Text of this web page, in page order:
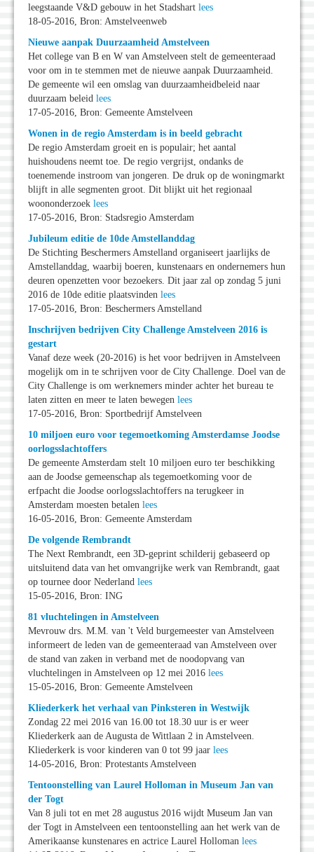
leegstaande V&D gebouw in het Stadshart lees
18-05-2016, Bron: Amstelveenweb
Nieuwe aanpak Duurzaamheid Amstelveen
Het college van B en W van Amstelveen stelt de gemeenteraad
voor om in te stemmen met de nieuwe aanpak Duurzaamheid.
De gemeente wil een omslag van duurzaamheidbeleid naar
duurzaam beleid lees
17-05-2016, Bron: Gemeente Amstelveen
Wonen in de regio Amsterdam is in beeld gebracht
De regio Amsterdam groeit en is populair; het aantal
huishoudens neemt toe. De regio vergrijst, ondanks de
toenemende instroom van jongeren. De druk op de woningmarkt
blijft in alle segmenten groot. Dit blijkt uit het regionaal
woononderzoek lees
17-05-2016, Bron: Stadsregio Amsterdam
Jubileum editie de 10de Amstellanddag
De Stichting Beschermers Amstelland organiseert jaarlijks de
Amstellanddag, waarbij boeren, kunstenaars en ondernemers hun
deuren openzetten voor bezoekers. Dit jaar zal op zondag 5 juni
2016 de 10de editie plaatsvinden lees
17-05-2016, Bron: Beschermers Amstelland
Inschrijven bedrijven City Challenge Amstelveen 2016 is
gestart
Vanaf deze week (20-2016) is het voor bedrijven in Amstelveen
mogelijk om in te schrijven voor de City Challenge. Doel van de
City Challenge is om werknemers minder achter het bureau te
laten zitten en meer te laten bewegen lees
17-05-2016, Bron: Sportbedrijf Amstelveen
10 miljoen euro voor tegemoetkoming Amsterdamse Joodse
oorlogsslachtoffers
De gemeente Amsterdam stelt 10 miljoen euro ter beschikking
aan de Joodse gemeenschap als tegemoetkoming voor de
erfpacht die Joodse oorlogsslachtoffers na terugkeer in
Amsterdam moesten betalen lees
16-05-2016, Bron: Gemeente Amsterdam
De volgende Rembrandt
The Next Rembrandt, een 3D-geprint schilderij gebaseerd op
uitsluitend data van het omvangrijke werk van Rembrandt, gaat
op tournee door Nederland lees
15-05-2016, Bron: ING
81 vluchtelingen in Amstelveen
Mevrouw drs. M.M. van 't Veld burgemeester van Amstelveen
informeert de leden van de gemeenteraad van Amstelveen over
de stand van zaken in verband met de noodopvang van
vluchtelingen in Amstelveen op 12 mei 2016 lees
15-05-2016, Bron: Gemeente Amstelveen
Kliederkerk het verhaal van Pinksteren in Westwijk
Zondag 22 mei 2016 van 16.00 tot 18.30 uur is er weer
Kliederkerk aan de Augusta de Wittlaan 2 in Amstelveen.
Kliederkerk is voor kinderen van 0 tot 99 jaar lees
14-05-2016, Bron: Protestants Amstelveen
Tentoonstelling van Laurel Holloman in Museum Jan van
der Togt
Van 8 juli tot en met 28 augustus 2016 wijdt Museum Jan van
der Togt in Amstelveen een tentoonstelling aan het werk van de
Amerikaanse kunstenares en actrice Laurel Holloman lees